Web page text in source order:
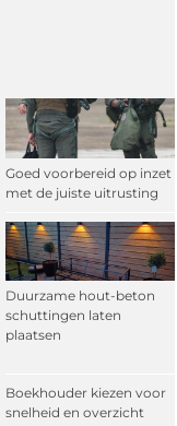
Goed voorbereid op inzet
met de juiste uitrusting
Duurzame hout-beton
schuttingen laten
plaatsen
Boekhouder kiezen voor
snelheid en overzicht